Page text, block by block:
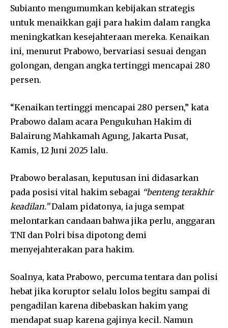
Subianto mengumumkan kebijakan strategis
untuk menaikkan gaji para hakim dalam rangka
meningkatkan kesejahteraan mereka. Kenaikan
ini, menurut Prabowo, bervariasi sesuai dengan
golongan, dengan angka tertinggi mencapai 280
persen.
“Kenaikan tertinggi mencapai 280 persen,” kata
Prabowo dalam acara Pengukuhan Hakim di
Balairung Mahkamah Agung, Jakarta Pusat,
Kamis, 12 Juni 2025 lalu.
Prabowo beralasan, keputusan ini didasarkan
pada posisi vital hakim sebagai “benteng terakhir
keadilan.”Dalam pidatonya, ia juga sempat
melontarkan candaan bahwa jika perlu, anggaran
TNI dan Polri bisa dipotong demi
menyejahterakan para hakim.
Soalnya, kata Prabowo, percuma tentara dan polisi
hebat jika koruptor selalu lolos begitu sampai di
pengadilan karena dibebaskan hakim yang
mendapat suap karena gajinya kecil. Namun